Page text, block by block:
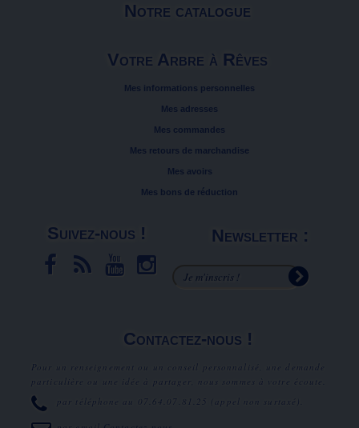
Notre catalogue
Votre Arbre à Rêves
Mes informations personnelles
Mes adresses
Mes commandes
Mes retours de marchandise
Mes avoirs
Mes bons de réduction
Suivez-nous ! Newsletter :
Contactez-nous !
Pour un renseignement ou un conseil personnalisé, une demande
particulière ou une idée à partager, nous sommes à votre écoute.
par téléphone au
07.64.07.81.25 (appel non surtaxé).